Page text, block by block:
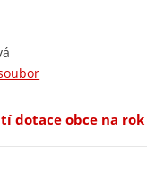
dotace obce na rok